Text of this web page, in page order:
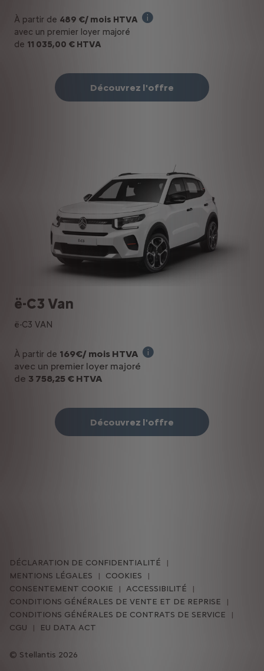
À partir de 489 €/ mois HTVA
avec un premier loyer majoré
de 11 035,00 € HTVA
Découvrez l'offre
ë-C3 Van
ë-C3 VAN
À partir de 169€/ mois HTVA
avec un premier loyer majoré
de 3 758,25 € HTVA
Découvrez l'offre
Stellantis 2026
DÉCLARATION DE CONFIDENTIALITÉ
MENTIONS LÉGALES
COOKIES
CONSENTEMENT COOKIE
ACCESSIBILITÉ
CONDITIONS GÉNÉRALES DE VENTE ET DE REPRISE
CONDITIONS GÉNÉRALES DE CONTRATS DE SERVICE
CGU
EU DATA ACT